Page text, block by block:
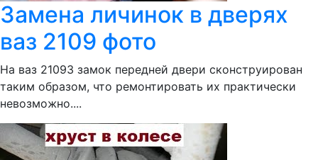
Замена личинок в дверях
ваз 2109 фото
На ваз 21093 замок передней двери сконструирован
таким образом, что ремонтировать их практически
невозможно....